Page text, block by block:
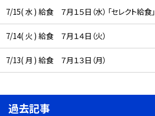
7/15( 水 ) 給食 ７月１５日（水） 「セレクト給食」
7/14( 火 ) 給食 ７月１４日（火）
7/13( 月 ) 給食 ７月１３日（月）
過去記事